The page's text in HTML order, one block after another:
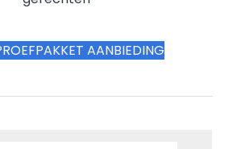
AANBIEDING